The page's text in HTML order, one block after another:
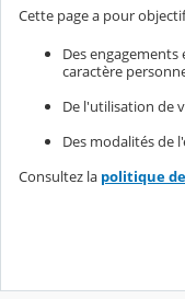
Cette page a pour
Des
caractère
De l'utilisation de
Des modalités de
Consultez la politique